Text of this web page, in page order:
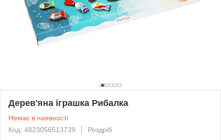
Дерев'яна іграшка Рибалка
Немає в наявності
Код: 4823056513739
Роздріб